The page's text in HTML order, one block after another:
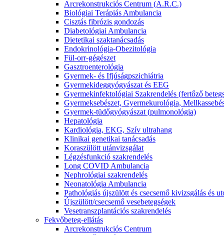
Arcrekonstrukciós Centrum (A.R.C.)
Biológiai Terápiás Ambulancia
Cisztás fibrózis gondozás
Diabetológiai Ambulancia
Dietetikai szaktanácsadás
Endokrinológia-Obezitológia
Fül-orr-gégészet
Gasztroenterológia
Gyermek- és Ifjúságpszichiátria
Gyermekideggyógyászat és EEG
Gyermekinfektológiai Szakrendelés (fertőző
Gyermeksebészet, Gyermekurológia,
Gyermek-tüdőgyógyászat (pulmonológia)
Hepatológia
Kardiológia, EKG, Szív ultrahang
Klinikai genetikai tanácsadás
Koraszülött utánvizsgálat
Légzésfunkció szakrendelés
Long COVID Ambulancia
Nephrológiai szakrendelés
Neonatológia Ambulancia
Pathológiás újszülött és csecsemő kivizsgálás és
Újszülött/csecsemő vesebetegségek
Vesetranszplantációs szakrendelés
Fekvőbeteg-ellátás
Arcrekonstrukciós Centrum